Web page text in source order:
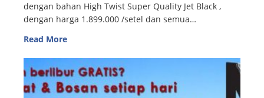
dengan bahan High Twist Super Quality Jet Black ,
dengan harga 1.899.000 /setel dan semua…
Read More